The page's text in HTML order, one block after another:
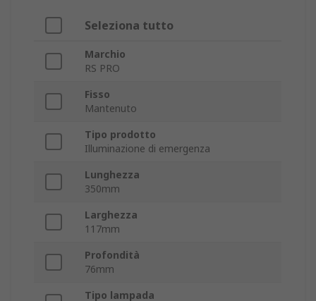
Seleziona tutto
Marchio
RS PRO
Fisso
Mantenuto
Tipo prodotto
Illuminazione di emergenza
Lunghezza
350mm
Larghezza
117mm
Profondità
76mm
Tipo lampada